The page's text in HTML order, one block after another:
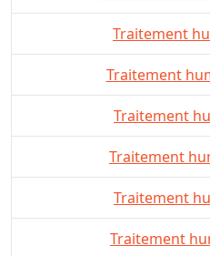
Traitement
Traitement
Traitement
Traitement
Traitement
Traitement